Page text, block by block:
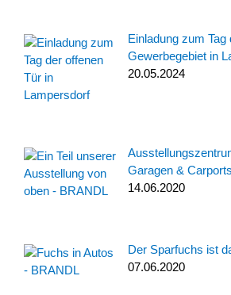
Einladung zum
Gewerbegebiet in
20.05.2024
Garagen & Carports
14.06.2020
Der Sparfuchs ist
07.06.2020